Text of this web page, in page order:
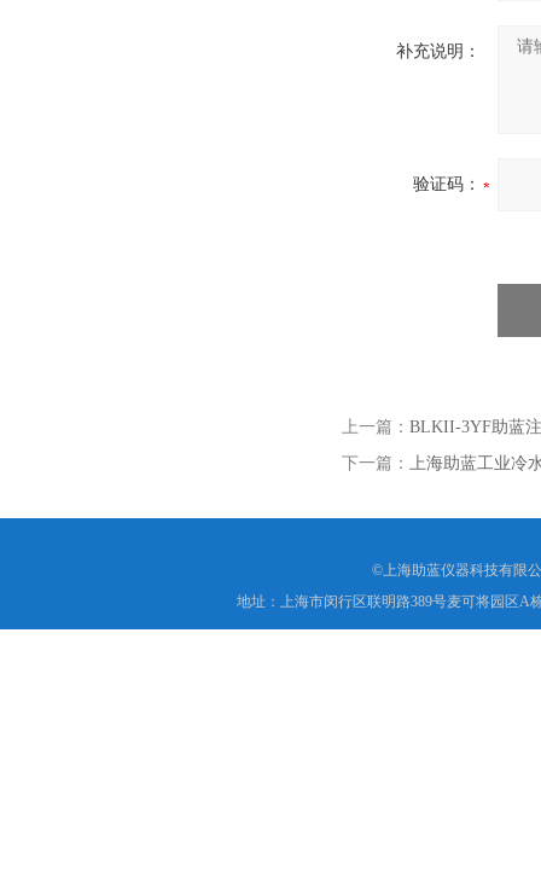
补充说明：
验证码：
上一篇： BLKII-3YF助蓝
下一篇： 上海助蓝工业冷
©上海助蓝仪器科技有限
地址：上海市闵行区联明路389号麦可将园区A